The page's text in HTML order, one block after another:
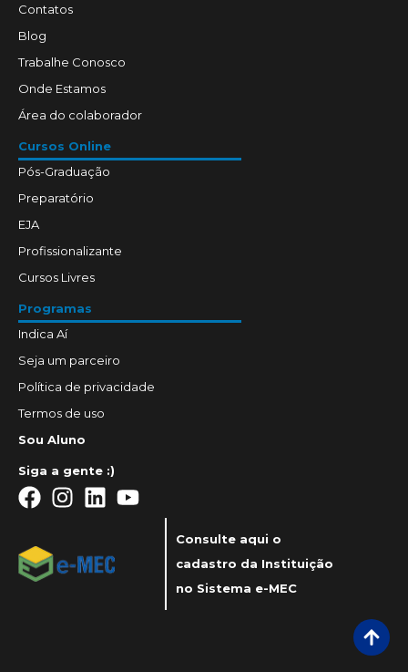
Contatos
Blog
Trabalhe Conosco
Onde Estamos
Área do colaborador
Cursos Online
Pós-Graduação
Preparatório
EJA
Profissionalizante
Cursos Livres
Programas
Indica Aí
Seja um parceiro
Política de privacidade
Termos de uso
Sou Aluno
Siga a gente :)
Consulte aqui o
cadastro da Instituição
no Sistema e-MEC